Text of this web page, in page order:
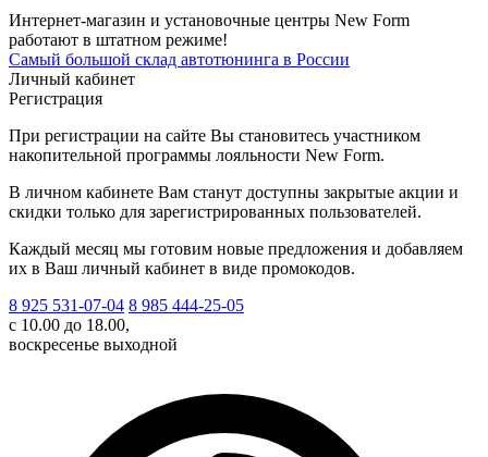
Интернет-магазин и установочные центры New Form
работают в штатном режиме!
Самый большой склад автотюнинга в России
Личный кабинет
Регистрация
При регистрации на сайте Вы становитесь участником
накопительной программы лояльности New Form.
В личном кабинете Вам станут доступны закрытые акции и
скидки только для зарегистрированных пользователей.
Каждый месяц мы готовим новые предложения и добавляем
их в Ваш личный кабинет в виде промокодов.
8 925 531-07-04 8 985 444-25-05
с 10.00 до 18.00,
воскресенье выходной